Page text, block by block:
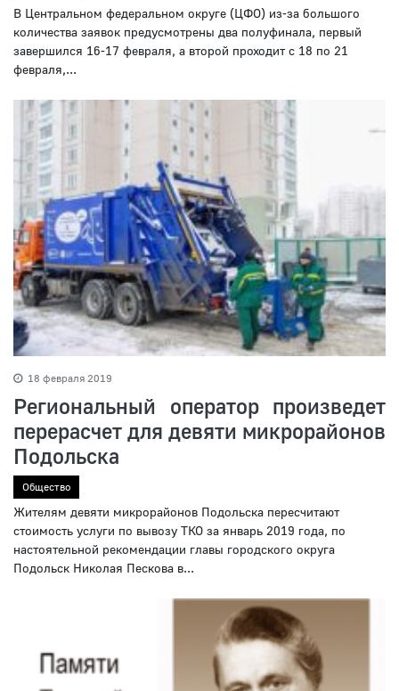
В Центральном федеральном округе (ЦФО) из-за большого
количества заявок предусмотрены два полуфинала, первый
завершился 16-17 февраля, а второй проходит с 18 по 21
февраля,...
18 февраля 2019
Региональный оператор произведет
перерасчет для девяти микрорайонов
Подольска
Общество
Жителям девяти микрорайонов Подольска пересчитают
стоимость услуги по вывозу ТКО за январь 2019 года, по
настоятельной рекомендации главы городского округа
Подольск Николая Пескова в...